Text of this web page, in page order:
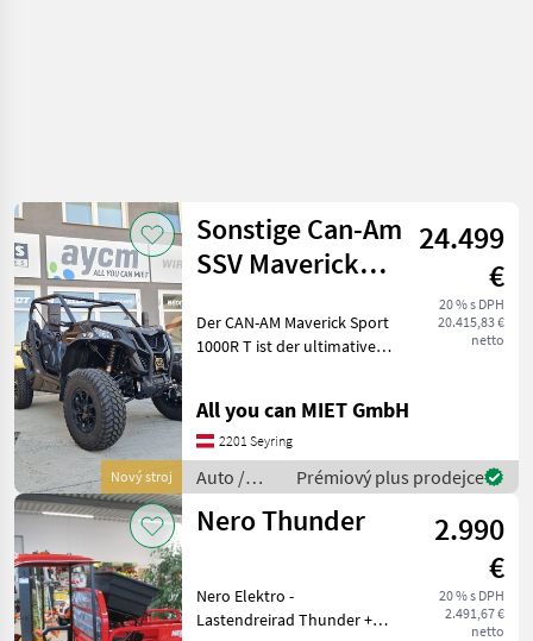
Nový stroj
Sonstige Can-Am
SSV Maverick
DPS 60 ABS BK
24.499
€
20 % s DPH
20.415,83 €
netto
Der CAN-AM Maverick Sport
1000R T ist der ultimative
auch bei anspruchsvollen
Arbeitsaufgaben
hervorragende Leistung
All you can MIET GmbH
2201 Seyring
Auto /
Motocykle
/ Sonstige
Prémiový plus prodejce
Nero Thunder
2.990
€
20 % s DPH
2.491,67 €
netto
Nero Elektro -
Lastendreirad Thunder +